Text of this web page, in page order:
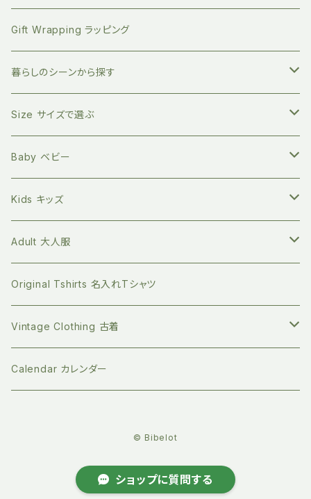
竹のデンタルスティックフロス
繰り返し使える ストロー
オーガニックコットン100% エコバッグ
自然素材のキッチン用品
天然へちまスポンジ
オーガニック100% マイカトラリーセット
プラフリーのステンレス保存容器セット
GOTS認証 メッシュエコバッグ
珪藻土 歯ブラシスタンド
マイクロプラを防ぐ 洗濯ネット
ステンレスの洗濯ばさみ
土に還るセルロースふきん
絵本 大人向け
英語の絵本 (日本語CD付き)
バイリンガル絵本(英語と日本語)
環境問題関連の本
食べ物の本
ファッションの本
ライフスタイルの本
デザインの本
ジェンダーの本
EAST END HIGHLANDERS
SLEEP NO MORE スリープノーモア
Zoologia ズーロジア
Born to Explore ボーントゥエクスプロアー
Petites Pommes プティットポム
mana.ORGANIC LIVING
シリコンボトル
Bibelot ビベロ
ビベロの子ども服
ビベロのオーダーメイドバッグ
天衣無縫
People Tree ピープルツリー
LA CORVETTE ラ・コルベット
おしゃぶり・おもちゃホルダー
マグホルダー
マルチホルダー
Gift Wrapping ラッピング
暮らしのシーンから探す
地球にやさしく暮らす
マルチレスキューバーム
キッチングッズ
親子の絵本時間に
かわいいあの子の出産祝いに
本を読む時間を作ってみる
ゆっくりのんびり過ごす
お誕生日プレゼントに
新年の支度に
夏のお出かけに
Size サイズで選ぶ
新生児サイズ
60サイズ 3ヶ月
70サイズ 6ヶ月
80サイズ 12-18ヶ月
90サイズ 2-3歳
100サイズ 3-4歳
130サイズ 7-8歳
Baby ベビー
Tops トップス
Long sleeve 長袖
Short sleeve 半袖
Bottoms ボトムス
Romper ロンパース
Dress ワンピース
Socks ソックス
Kids キッズ
Tops トップス
Long sleeve 長袖
Short sleeve 半袖
Bottoms ボトムス
Dress ワンピース
Jacket ジャケット
Backpack リュック
Adult 大人服
Tops トップス
Botoms ボトムス
Dress ワンピース
オーガニックコットンインナー
Original Tshirts 名入れTシャツ
Vintage Clothing 古着
Knit ニット
Calendar カレンダー
© Bibelot
ショップに質問する